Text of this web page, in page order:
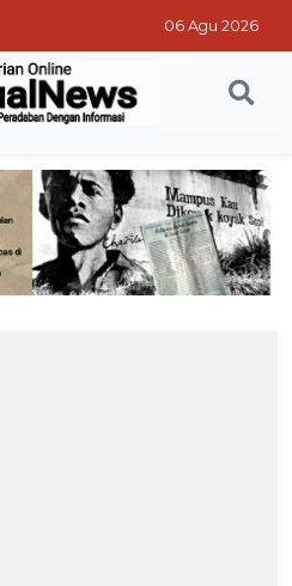
06 Agu 2026